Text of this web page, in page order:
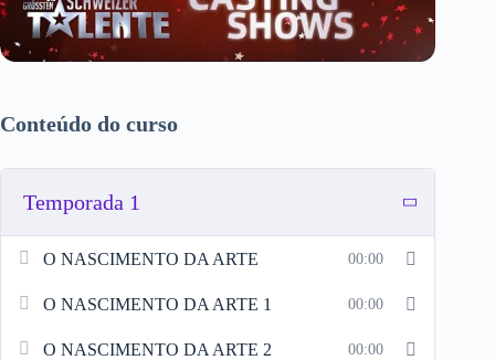
Conteúdo do curso
Temporada 1
O NASCIMENTO DA ARTE 00:00
O NASCIMENTO DA ARTE 1 00:00
O NASCIMENTO DA ARTE 2 00:00